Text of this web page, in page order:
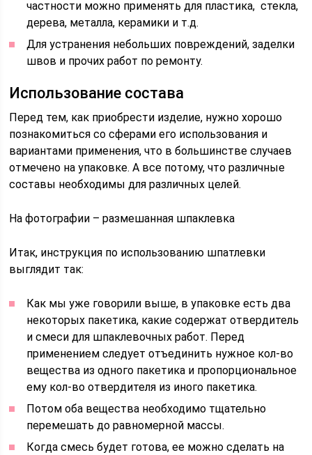
частности можно применять для пластика, стекла,
дерева, металла, керамики и т.д.
Для устранения небольших повреждений, заделки
швов и прочих работ по ремонту.
Использование состава
Перед тем, как приобрести изделие, нужно хорошо
познакомиться со сферами его использования и
вариантами применения, что в большинстве случаев
отмечено на упаковке. А все потому, что различные
составы необходимы для различных целей.
На фотографии – размешанная шпаклевка
Итак, инструкция по использованию шпатлевки
выглядит так:
Как мы уже говорили выше, в упаковке есть два
некоторых пакетика, какие содержат отвердитель
и смеси для шпаклевочных работ. Перед
применением следует отъединить нужное кол-во
вещества из одного пакетика и пропорциональное
ему кол-во отвердителя из иного пакетика.
Потом оба вещества необходимо тщательно
перемешать до равномерной массы.
Когда смесь будет готова, ее можно сделать на